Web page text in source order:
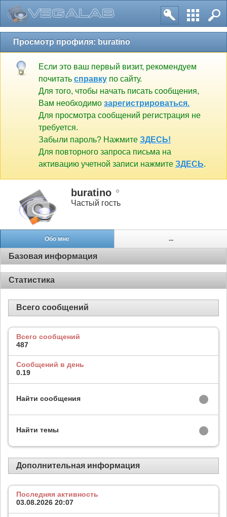
Просмотр профиля: buratino
Если это ваш первый визит, рекомендуем
почитать справку по сайту.
Для того, чтобы начать писать сообщения,
Вам необходимо зарегистрироваться.
Для просмотра сообщений регистрация не
требуется.
Забыли пароль? Нажмите ЗДЕСЬ!
Для повторного запроса письма на
активацию учетной записи нажмите ЗДЕСЬ.
buratino
Частый гость
Обо мне ...
Базовая информация
Статистика
Всего сообщений
Всего сообщений
487
Сообщений в день
0.19
Найти сообщения
Найти темы
Дополнительная информация
Последняя активность
03.08.2026 20:07